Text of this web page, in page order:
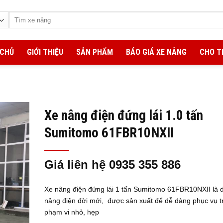
GIỚI THIỆU SẢN PHẨM BÁO GIÁ XE NÂNG CHO
Xe nâng điện đứng lái 1.0 tấn
Sumitomo 61FBR10NXII
Giá liên hệ 0935 355 886
Xe nâng điện đứng lái 1 tấn Sumitomo 61FBR10NXII là
nâng điện đời mới, được sản xuất để dễ dàng phục vụ
phạm vi nhỏ, hẹp